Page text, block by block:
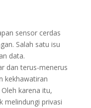
sensor cerdas
Salah satu isu
data.
dan terus-menerus
kekhawatiran
karena itu,
melindungi privasi